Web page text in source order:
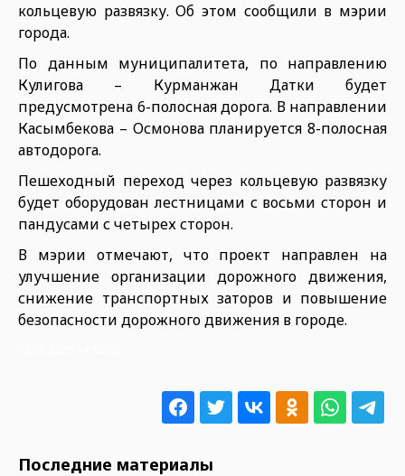
кольцевую развязку. Об этом сообщили в мэрии
города.
По данным муниципалитета, по направлению
Кулигова – Курманжан Датки будет
предусмотрена 6-полосная дорога. В направлении
Касымбекова – Осмонова планируется 8-полосная
автодорога.
Пешеходный переход через кольцевую развязку
будет оборудован лестницами с восьми сторон и
пандусами с четырех сторон.
В мэрии отмечают, что проект направлен на
улучшение организации дорожного движения,
снижение транспортных заторов и повышение
безопасности дорожного движения в городе.
Последние материалы